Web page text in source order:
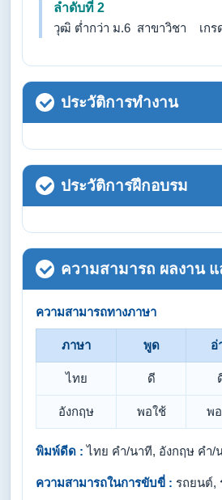
ลำดับที่ 2
วุฒิ ต่ำกว่า ม.6 สาขาวิชา เกร
ประวัติการทำงาน
ประวัติการฝึกอบรม
ความสามารถ ผลงาน แ
ความสามารถทางภาษา
ภาษา พูด อ่
ไทย ดี
อังกฤษ พอใช้ พ
พิมพ์ดีด : ไทย คำ/นาที, อังกฤษ คำ/
ความสามารถในการขับขี่ : รถยนต์,